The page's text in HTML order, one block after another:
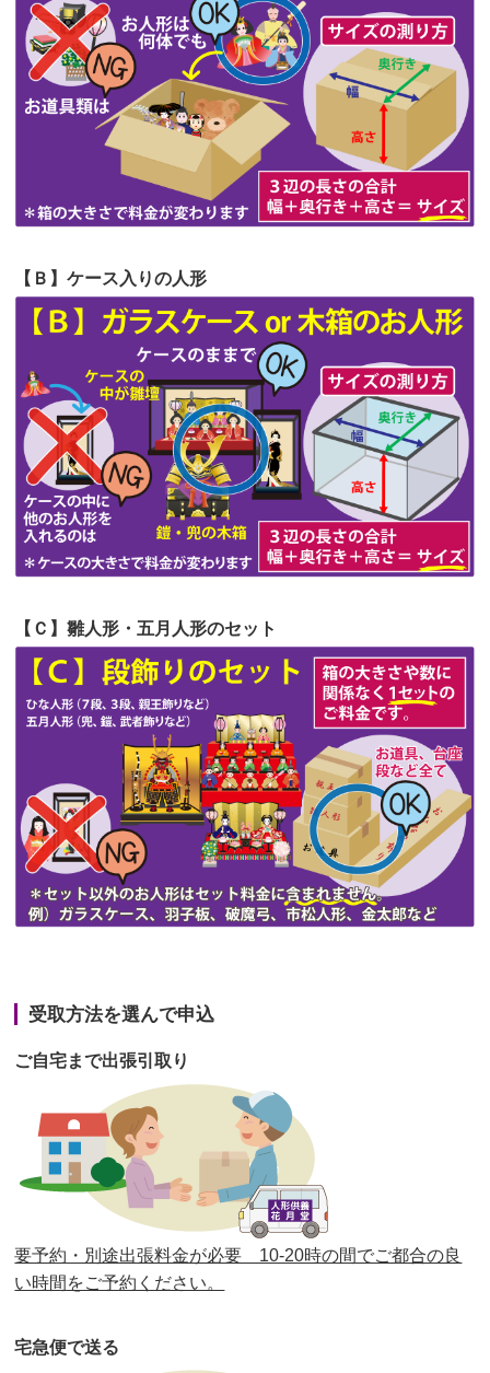
見つけまし...
第62回人形供養祭令和5年6月21日(水)
第61回人形供養祭 令和5年5月19日(金)
第60回人形供養祭令和5年3月28日(火)
第59回人形供養祭 令和5年2月10日(金)
第58回人形供養祭令和5年12月21日(水)
第56回人形供養祭 令和4年10月19日(水)
第55回人形供養祭令和4年9月8日(木)
第54回人形供養祭令和4年8月1日(月)
第53回人形供養祭令和4年7月1日(金)
第52回人形供養祭令和4年5月17日(火)
第51回人形供養祭令和4年4月18日(月)
第50回人形供養祭令和4年3月15日(火)
第49回人形供養祭令和4年1月17日(月)
第48回人形供養祭令和3年12月3日(金)
第47回人形供養祭 令和3年10月11日(月)
第46回人形供養祭 令和3年9月13日(月)
第45回人形供養祭令和3年7月12日(月)
第44回人形供養祭令和3年6月3日(木)
第43回人形供養祭令和3年4月23日(金)
第39回人形供養祭令和2年10月22日(木)
第38回人形供養祭 令和2年8月26日(水)
第37回人形供養祭 令和2年6月8日(月)
第36回人形供養祭 令和2年4月16日(木)
第35回人形供養祭令和2年2月13日(木)
第33回人形供養祭
【Ｂ】ケース入りの人形
【Ｃ】雛人形・五月人形のセット
受取方法を選んで申込
ご自宅まで出張引取り
要予約・別途出張料金が必要 10-20時の間でご都合の良
い時間をご予約ください。
宅急便で送る